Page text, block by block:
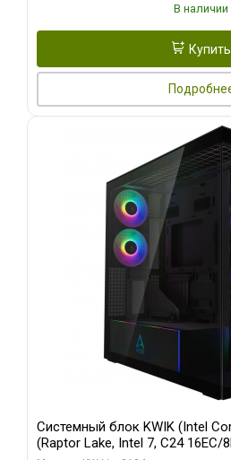
В наличии
Купить
Системный блок KWIK (Intel
(Raptor Lake, Intel 7, C24